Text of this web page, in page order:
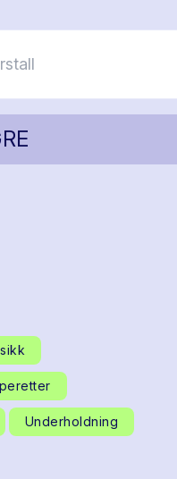
Underholdning